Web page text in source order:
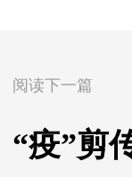
阅读下一篇
“疫”剪